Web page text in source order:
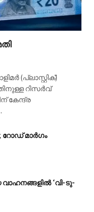
(പ്ലാസ്റ്റിക്)
റിസർവ്
കേന്ദ്ര
റോഡ് മാർഗം
‘വി-ടു-